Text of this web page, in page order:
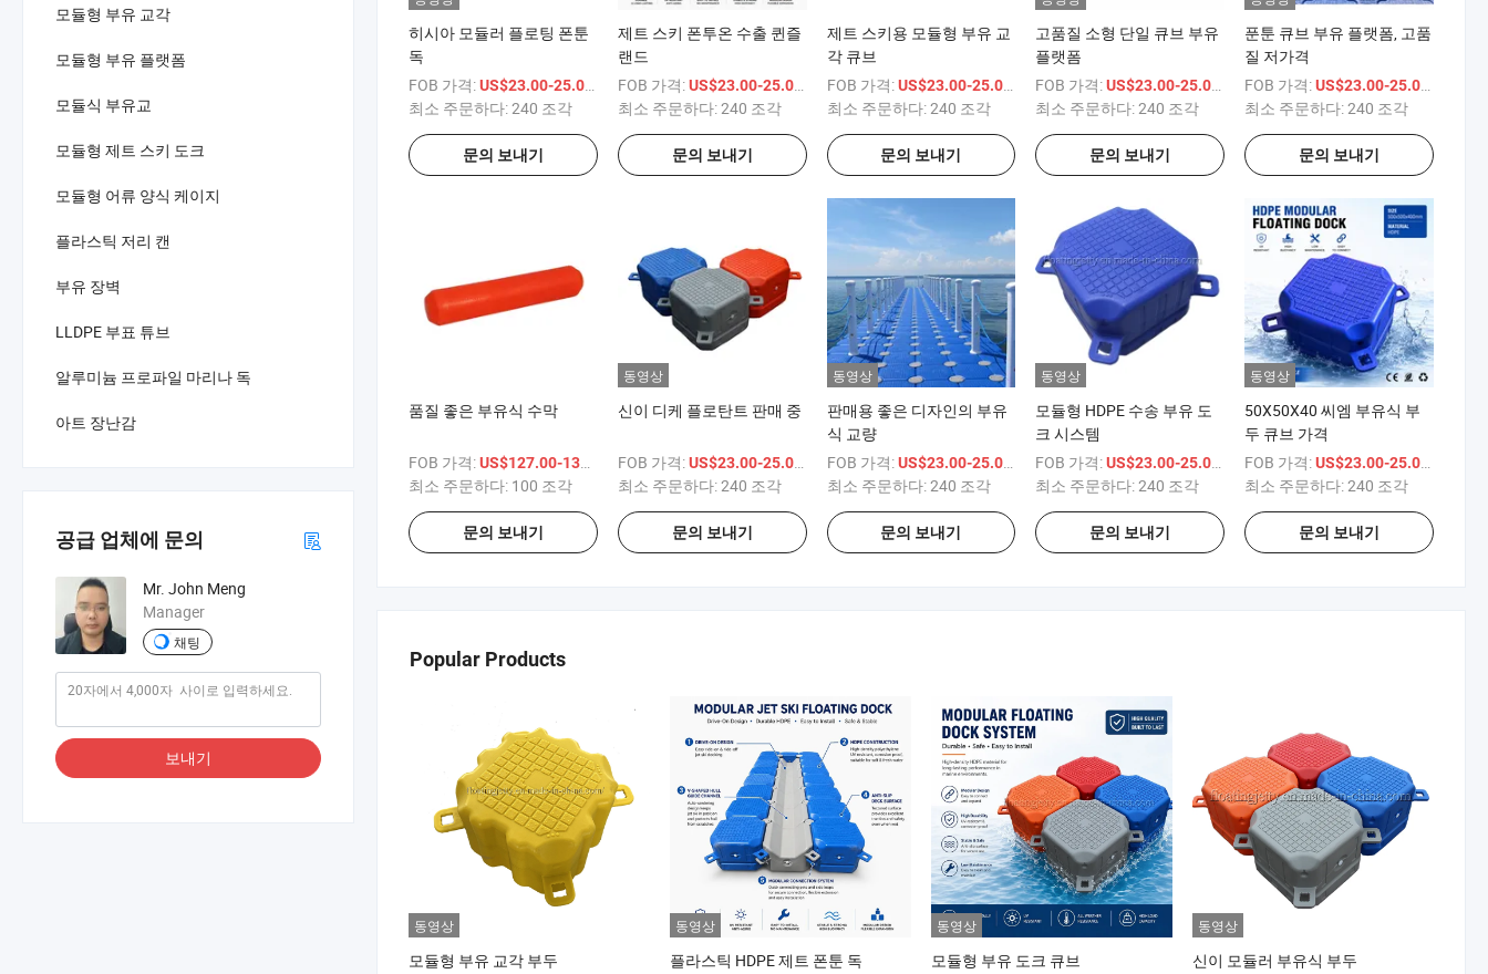
히시아 모듈러 플로팅 폰툰
독
FOB 가격:US$23.00-25.00
/ 상품
최소 주문하다:240 조각
문의 보내기
제트 스키 폰투온 수출 퀸즐
랜드
FOB 가격:US$23.00-25.00
/ 상품
최소 주문하다:240 조각
문의 보내기
제트 스키용 모듈형 부유 교
각 큐브
FOB 가격:US$23.00-25.00
/ 상품
최소 주문하다:240 조각
문의 보내기
고품질 소형 단일 큐브 부유
플랫폼
FOB 가격:US$23.00-25.00
/ 상품
최소 주문하다:240 조각
문의 보내기
푼툰 큐브 부유 플랫폼, 고품
질 저가격
FOB 가격:US$23.00-25.00
최소 주문하다:240 조각
문의 보내기
품질 좋은 부유식 수막
FOB 가격:US$127.00-137.00
/ 상품
최소 주문하다: 100 조각
문의 보내기
동영상
신이 디케 플로탄트 판매 중
FOB 가격:US$23.00-25.00
/ 상품
최소 주문하다:240 조각
문의 보내기
동영상
판매용 좋은 디자인의 부유
식 교량
FOB 가격:US$23.00-25.00
/ 상품
최소 주문하다:240 조각
문의 보내기
동영상
모듈형 HDPE 수송 부유 도
크 시스템
FOB 가격:US$23.00-25.00
/ 상품
최소 주문하다:240 조각
문의 보내기
동영상
50X50X40 씨엠 부유식 부
두 큐브 가격
FOB 가격:US$23.00-25.00
최소 주문하다:240 조각
문의 보내기
Popular Products
동영상
모듈형 부유 교각 부두
동영상
플라스틱 HDPE 제트 폰툰 독
동영상
모듈형 부유 도크 큐브
동영상
신이 모듈러 부유식 부두
모듈형 부유 교각
모듈형 부유 플랫폼
모듈식 부유교
모듈형 제트 스키 도크
모듈형 어류 양식 케이지
플라스틱 저리 캔
부유 장벽
LLDPE 부표 튜브
알루미늄 프로파일 마리나 독
아트 장난감
공급 업체에 문의
Mr. John Meng
Manager
채팅
보내기